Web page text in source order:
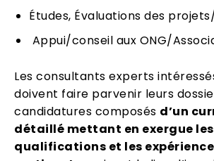
Études, Évaluations des
Appui/conseil aux ONG/
Les consultants experts
doivent faire parvenir leurs
candidatures composés d’un
détaillé mettant en exergue les
qualifications et les